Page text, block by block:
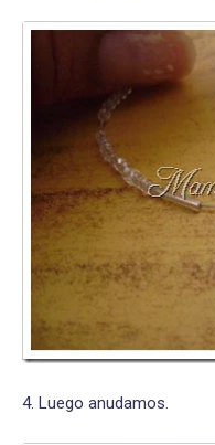
4. Luego anudamos.